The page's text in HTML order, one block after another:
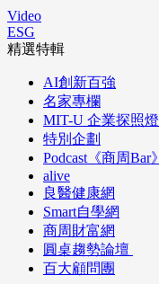
Video
ESG
精選特輯
AI創新百強
名家專欄
MIT-U 企業探照燈
特別企劃
Podcast《商周Bar》
alive
良醫健康網
Smart自學網
商周財富網
圓桌趨勢論壇
百大顧問團